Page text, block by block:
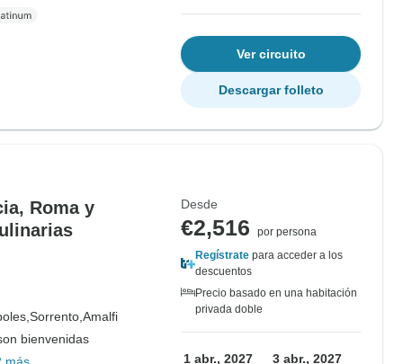
Ver circuito
Descargar folleto
Roma y
Sorrento, Amalfi
bienvenidas
Desde
€2,516
por persona
Regístrate para acceder a los
descuentos
Precio basado en una habitación
privada doble
1 abr., 2027 3 abr., 2027